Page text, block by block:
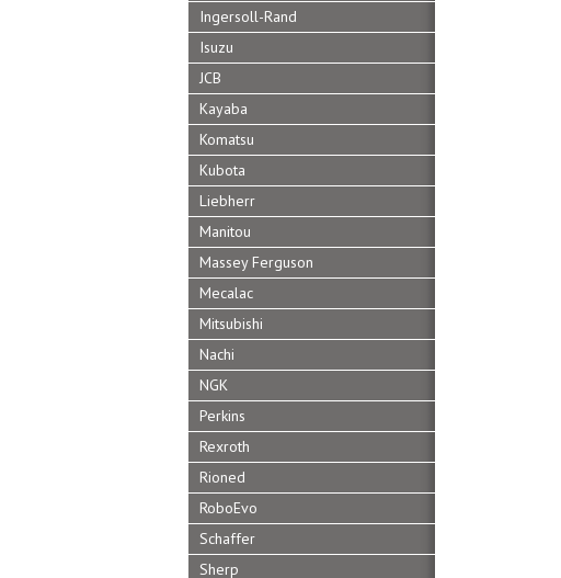
Ingersoll-Rand
Isuzu
JCB
Kayaba
Komatsu
Kubota
Liebherr
Manitou
Massey Ferguson
Mecalac
Mitsubishi
Nachi
NGK
Perkins
Rexroth
Rioned
RoboEvo
Schaffer
Sherp